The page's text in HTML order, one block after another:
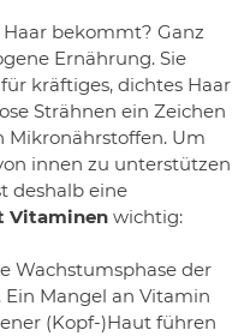
bekommt? Ganz
Ernährung. Sie
kräftiges, dichtes Haar
Strähnen ein Zeichen
Mikronährstoffen. Um
innen zu unterstützen
deshalb eine
Vitaminen wichtig:
Wachstumsphase der
. Ein Mangel an Vitamin
(Kopf-)Haut führen